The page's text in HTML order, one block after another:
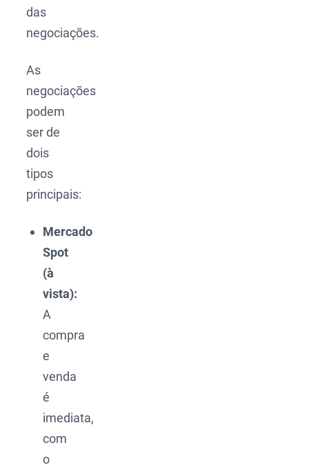
das
negociações.
As
negociações
podem
ser de
dois
tipos
principais:
Mercado
Spot
(à
vista):
A
compra
e
venda
é
imediata,
com
o